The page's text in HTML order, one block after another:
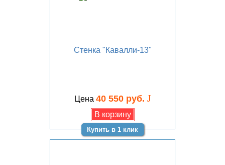
Стенка "Кавалли-13"
Цена 40 550 руб. J
Купить в 1 клик